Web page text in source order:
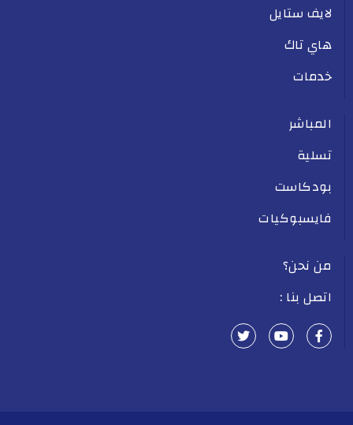
لايف ستايل
هاي تاك
خدمات
المباشر
تسلية
بودكاست
فايسبوكيات
من نحن؟
اتصل بنا :